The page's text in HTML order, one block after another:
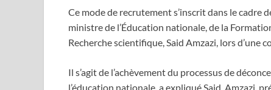
Ce mode de recrutement s’inscrit dans le cadre
ministre de l’Éducation nationale, de la
Recherche scientifique, Said Amzazi, lors d’une
Il s’agit de l’achèvement du processus de
l’éducation nationale, a expliqué Said Amzazi,